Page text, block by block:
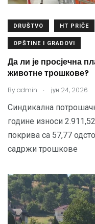
DRUŠTVO HT PRIČE
OPŠTINE I GRADOVI
Да ли је просјечна
животне трошкове?
Byadmin . јун 24, 2026
Синдикална
године износи
покрива са 57,77
садржи трошкове